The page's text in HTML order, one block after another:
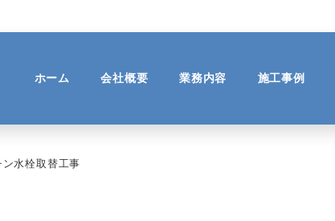
ホーム 会社概要 業務内容 施工事例
水栓取替工事